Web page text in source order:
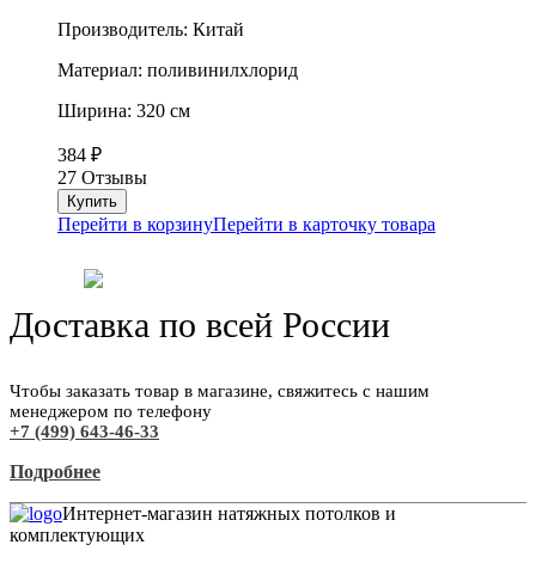
Производитель: Китай
Материал: поливинилхлорид
Ширина: 320 см
384 ₽
27 Отзывы
Перейти в корзинуПерейти в карточку товара
Доставка по всей России
Чтобы заказать товар в магазине, свяжитесь с нашим
менеджером по телефону
+7 (499) 643-46-33
Подробнее
Интернет-магазин натяжных потолков и
комплектующих